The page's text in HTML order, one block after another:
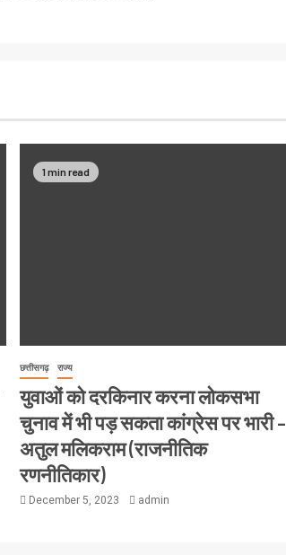
1 min read
छत्तीसगढ़ राज्य
युवाओं को दरकिनार करना लोकसभा
चुनाव में भी पड़ सकता कांग्रेस पर भारी –
अतुल मलिकराम (राजनीतिक
रणनीतिकार)
December 5, 2023 admin